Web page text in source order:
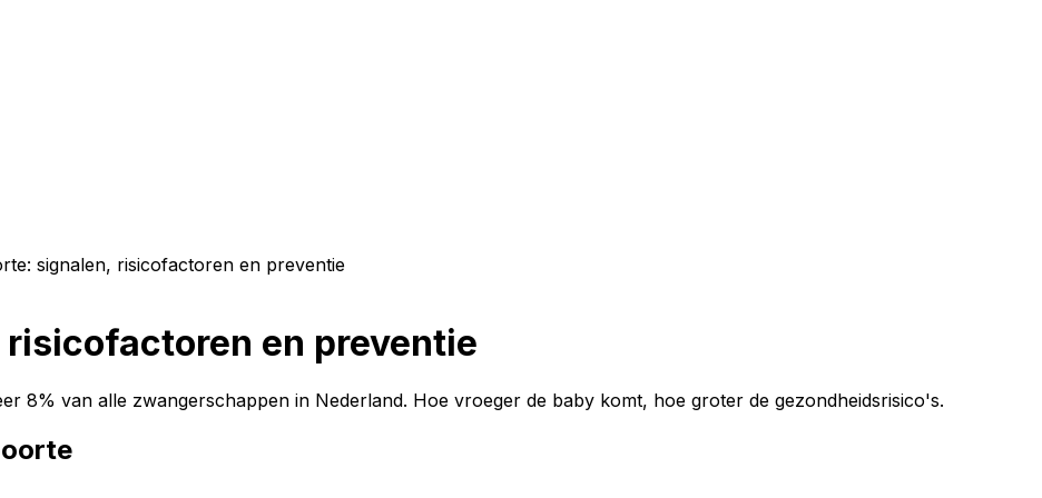
signalen, risicofactoren en preventie
en preventie
8% van alle zwangerschappen in Nederland. Hoe vroeger de baby komt, hoe groter de gezondheidsrisico's.